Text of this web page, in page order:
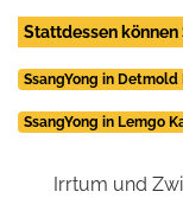
Stattdessen können
SsangYong in
SsangYong in Lemgo
Irrtum und